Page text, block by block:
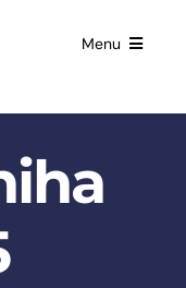
Menu